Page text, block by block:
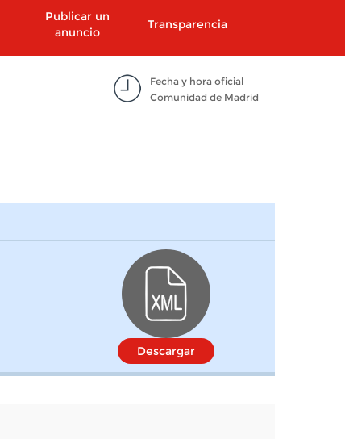
Publicar un
anuncio
Transparencia
Fecha y hora oficial
Comunidad de Madrid
Descargar